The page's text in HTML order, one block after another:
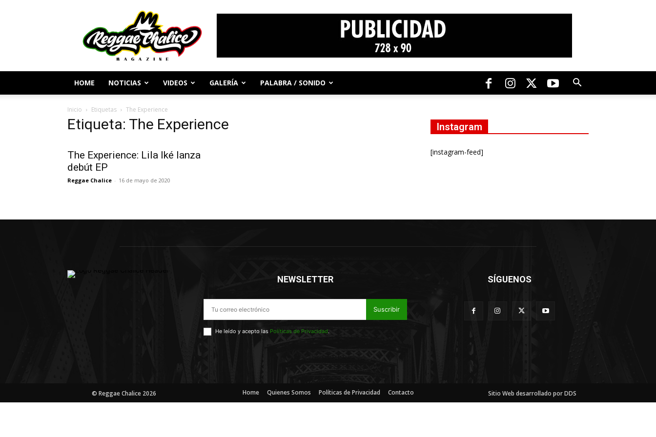
Periodismo
y
Cultura
Reggae
HOME NOTICIAS VIDEOS GALERÍA PALABRA / SONIDO
Inicio Etiquetas The Experience
Etiqueta: The Experience
The Experience: Lila Iké lanza
debút EP
Reggae Chalice - 16 de mayo de 2020
Instagram
[instagram-feed]
NEWSLETTER
Suscribir
He leído y acepto las Políticas de Privacidad.
SÍGUENOS
© Reggae Chalice 2026 Home Quienes Somos Políticas de Privacidad Contacto Sitio Web desarrollado por DDS